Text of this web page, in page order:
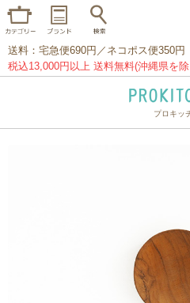
マリメッコ
送料：宅急便690円／ネコポス便350円
税込13,000円以上 送料無料(沖縄県を
プロキッ